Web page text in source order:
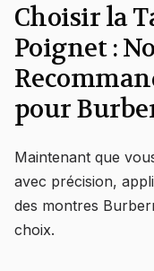
Choisir la
Poignet :
pour
Maintenant que
avec précision,
des montres
choix.